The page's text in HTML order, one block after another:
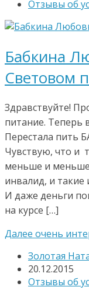
Отзывы об
Бабкина
Световом
Здравствуйте!
питание. Теперь
Перестала пить
Чувствую, что и
меньше и
инвалид, и такие
И даже деньги
на курсе […]
Далее очень
Золотая
20.12.2015
Отзывы об